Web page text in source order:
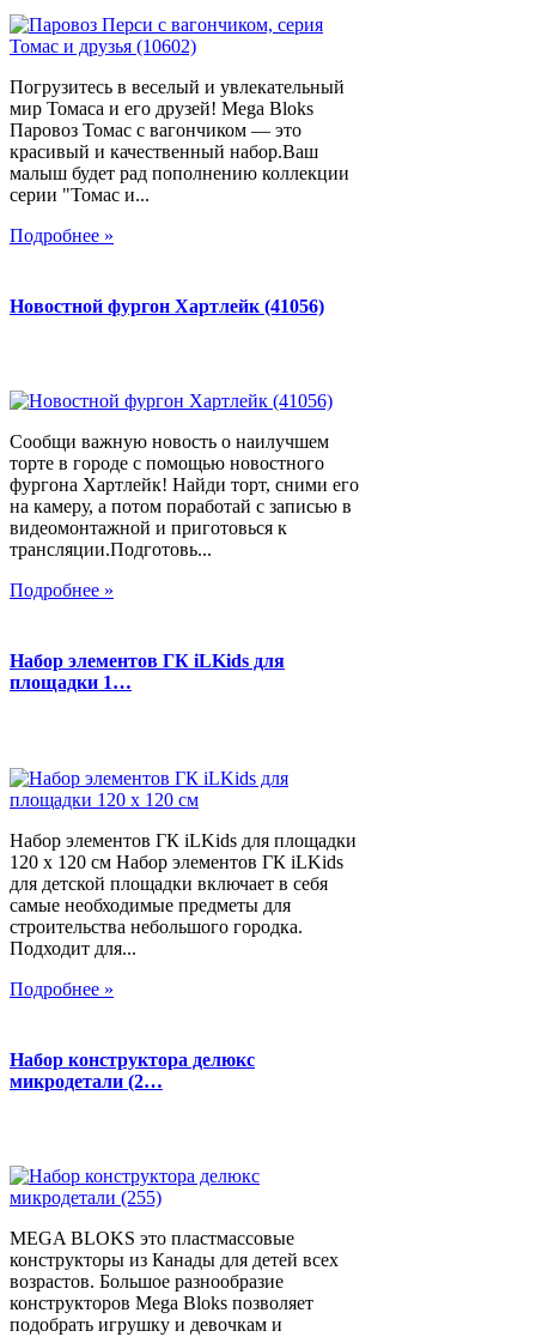
Погрузитесь в веселый и увлекательный
мир Томаса и его друзей! Mega Bloks
Паровоз Томас с вагончиком — это
красивый и качественный набор.Ваш
малыш будет рад пополнению коллекции
серии "Томас и...
Подробнее »
Новостной фургон Хартлейк (41056)
Сообщи важную новость о наилучшем
торте в городе с помощью новостного
фургона Хартлейк! Найди торт, сними его
на камеру, а потом поработай с записью в
видеомонтажной и приготовься к
трансляции.Подготовь...
Подробнее »
Набор элементов ГК iLKids для
площадки 1…
Набор элементов ГК iLKids для площадки
120 х 120 см Набор элементов ГК iLKids
для детской площадки включает в себя
самые необходимые предметы для
строительства небольшого городка.
Подходит для...
Подробнее »
Набор конструктора делюкс
микродетали (2…
MEGA BLOKS это пластмассовые
конструкторы из Канады для детей всех
возрастов. Большое разнообразие
конструкторов Mega Bloks позволяет
подобрать игрушку и девочкам и